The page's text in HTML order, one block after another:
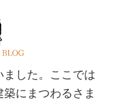
ました。ここでは
にまつわるさま